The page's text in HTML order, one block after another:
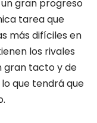
gran progreso
tarea que
más difíciles en
los rivales
gran tacto y de
que tendrá que